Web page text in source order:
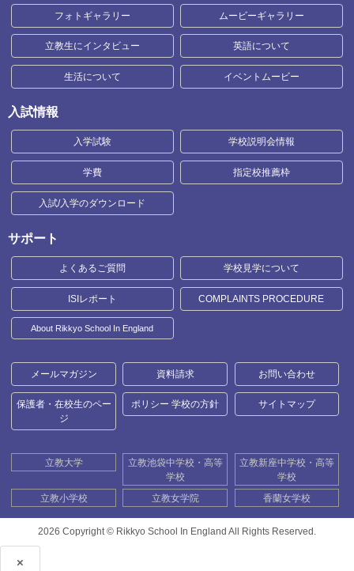
フォトギャラリー ムービーギャラリー
立教生にインタビュー 英語について
生活について イベントムービー
入試情報
入学試験 学校説明会情報
学費 指定校推薦枠
入試/入学のダウンロード
サポート
よくあるご質問 学校見学について
ISIレポート COMPLAINTS PROCEDURE
About Rikkyo School In England
メールマガジン 資料請求 お問い合わせ
保護者・在校生のペー
ジ
ポリシー 学校の方針 サイトマップ
立教大学
立教池袋中学校・高等
学校
立教新座中学校・高等
学校
立教小学校
立教女学院 香蘭女学校
2026 Copyright © Rikkyo School In England All Rights Reserved.
×